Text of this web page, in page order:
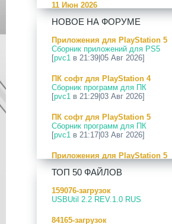
11 Июн 2026
[PS5] Программное Обеспечение
26.04-13.40.00 для PlayStation 5
24 Апр 2026
[PS5] Программное Обеспечение
26.03-13.20.00 для PlayStation 5
12 Апр 2026
[PS Portal] Программное
Обеспечение 7.0.2 для PS Portal
09 Апр 2026
[PS3|CFW] webMAN MOD
v1.47.48p
29 Мар 2026
[PS3] PS3HEN v3.5.0
19 Мар 2026
[PS Portal] Программное
НОВОЕ НА ФОРУМЕ
Приложения для PlayStation 5
Сборник приложений для PS5
[pvc1 в 21:39|05 Авг 2026]
ПК софт для PlayStation 4
Сборник программ для ПК
[pvc1 в 21:29|03 Авг 2026]
ПК софт для PlayStation 5
Сборник программ для ПК
[pvc1 в 21:17|03 Авг 2026]
Приложения для PlayStation 5
PS5 Payload websrv v0.34
[pvc1 в 09:02|03 Авг 2026]
Приложения для PlayStation 5
PS5 payload shsrv v0.20
ТОП 50 ФАЙЛОВ
159076-загрузок
USBUtil 2.2 REV.1.0 RUS
84165-загрузок